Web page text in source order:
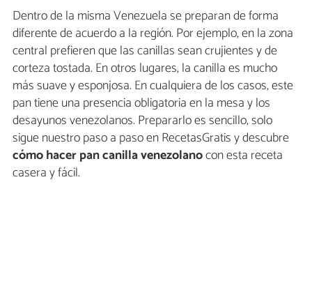
Dentro de la misma Venezuela se preparan de forma
diferente de acuerdo a la región. Por ejemplo, en la zona
central prefieren que las canillas sean crujientes y de
corteza tostada. En otros lugares, la canilla es mucho
más suave y esponjosa. En cualquiera de los casos, este
pan tiene una presencia obligatoria en la mesa y los
desayunos venezolanos. Prepararlo es sencillo, solo
sigue nuestro paso a paso en RecetasGratis y descubre
cómo hacer pan canilla venezolanocon esta receta
casera y fácil.